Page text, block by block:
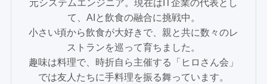
元システムエンジニア。現在はIT企業の代表とし
て、AIと飲食の融合に挑戦中。
小さい頃から飲食が大好きで、親と共に数々のレ
ストランを巡って育ちました。
趣味は料理で、時折自ら主催する「ヒロさん会」
では友人たちに手料理を振る舞っています。